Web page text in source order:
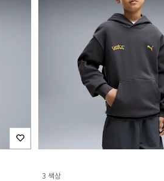
3 색상